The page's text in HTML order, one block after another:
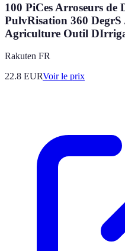
100 PiCes Arroseurs de
PulvRisation 360
Agriculture Outil
Rakuten FR
22.8 EURVoir le prix